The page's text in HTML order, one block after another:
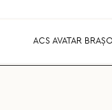
ACS AVATAR